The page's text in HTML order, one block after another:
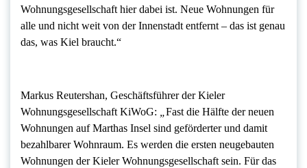
Wohnungsgesellschaft hier dabei ist. Neue Wohnungen für
alle und nicht weit von der Innenstadt entfernt – das ist genau
das, was Kiel braucht.“
Markus Reutershan, Geschäftsführer der Kieler
Wohnungsgesellschaft KiWoG:
Fast die Hälfte der neuen
Wohnungen auf Marthas Insel sind geförderter und damit
bezahlbarer Wohnraum. Es werden die ersten neugebauten
Wohnungen der Kieler Wohnungsgesellschaft sein. Für das